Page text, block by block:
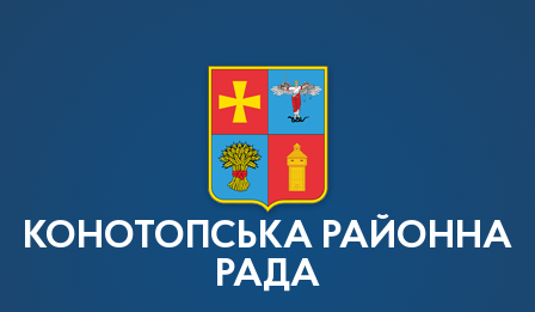
КОНОТОПСЬКА РАЙОННА
РАДА